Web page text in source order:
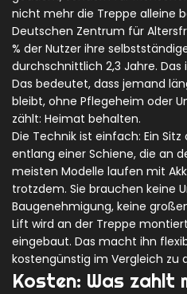
nicht mehr die Treppe alleine
Deutschen Zentrum für
% der Nutzer ihre
durchschnittlich 2,3 Jahre. Das
Das bedeutet, dass jemand
bleibt, ohne Pflegeheim oder
zählt: Heimat behalten.
Die Technik ist einfach: Ein
entlang einer Schiene, die an
meisten Modelle laufen mit
trotzdem. Sie brauchen keine
Baugenehmigung, keine
Lift wird an der Treppe
eingebaut. Das macht ihn
kostengünstig im Vergleich zu
Kosten: Was zahlt